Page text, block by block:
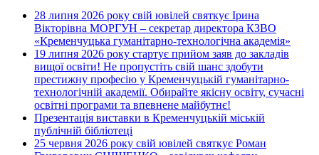
28 липня 2026 року свій ювілей святкує Ірина
Вікторівна МОРГУН – секретар директора КЗВО
«Кременчуцька гуманітарно-технологічна академія»
19 липня 2026 року стартує прийом заяв до закладів
вищої освіти! Не пропустіть свій шанс здобути
престижну професію у Кременчуцькій гуманітарно-
технологічній академії. Обирайте якісну освіту, сучасні
освітні програми та впевнене майбутнє!
Презентація виставки в Кременчуцькій міській
публічній бібліотеці
25 червня 2026 року свій ювілей святкує Роман